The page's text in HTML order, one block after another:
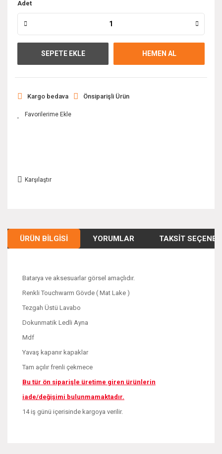
Adet
SEPETE EKLE HEMEN AL
Kargo bedava Önsiparişli Ürün
Karşılaştır
ÜRÜN BILGISI YORUMLAR TAKSIT
Batarya ve aksesuarlar görsel amaçlıdır.
Renkli Touchwarm Gövde ( Mat Lake )
Tezgah Üstü Lavabo
Dokunmatik Ledli Ayna
Mdf
Yavaş kapanır kapaklar
Tam açılır frenli çekmece
Bu tür ön siparişle üretime giren ürünlerin
iade/değişimi bulunmamaktadır.
14 iş günü içerisinde kargoya verilir.